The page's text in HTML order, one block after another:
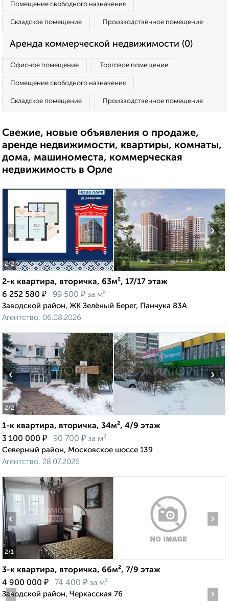
Помещение свободного назначения
Складское помещение Производственное помещение
Аренда коммерческой недвижимости (0)
Офисное помещение Торговое помещение
Помещение свободного назначения
Складское помещение Производственное помещение
Свежие, новые объявления о продаже,
аренде недвижимости, квартиры, комнаты,
дома, машиноместа, коммерческая
недвижимость в Орле
2/2
‹ ›
2-к квартира, вторичка, 63м², 17/17 этаж
6 252 580 ₽ 99 500 ₽ за м²
Заводской район, ЖК Зелёный Берег, Панчука 83А
Агентство, 06.08.2026
2/2
‹ ›
1-к квартира, вторичка, 34м², 4/9 этаж
3 100 000 ₽ 90 700 ₽ за м²
Северный район, Московское шоссе 139
Агентство, 28.07.2026
2/1
‹ ›
3-к квартира, вторичка, 66м², 7/9 этаж
4 900 000 ₽ 74 400 ₽ за м²
Заводской район, Черкасская 76
‹ ›